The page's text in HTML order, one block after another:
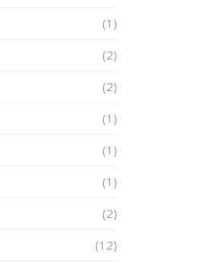
(1)
(2)
(2)
(1)
(1)
(1)
(2)
(12)